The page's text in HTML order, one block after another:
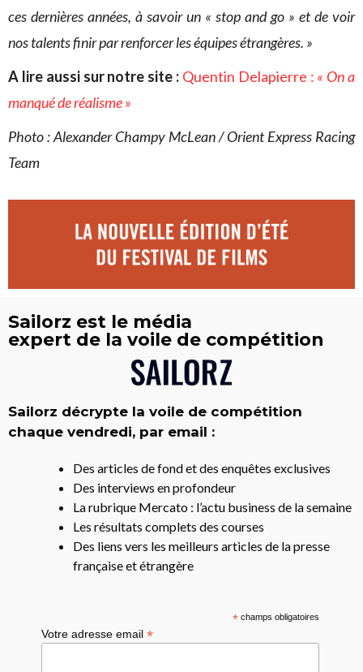
ces dernières années, à savoir un « stop and go » et de voir
nos talents finir par renforcer les équipes étrangères. »
A lire aussi sur notre site : Quentin Delapierre : « On a
manqué de réalisme »
Photo : Alexander Champy McLean / Orient Express Racing
Team
Sailorz est le média
expert de la voile de compétition
Sailorz décrypte la voile de compétition
chaque vendredi, par email :
Des articles de fond et des enquêtes exclusives
Des interviews en profondeur
La rubrique Mercato : l’actu business de la semaine
Les résultats complets des courses
Des liens vers les meilleurs articles de la presse
française et étrangère
*champs obligatoires
Votre adresse email*